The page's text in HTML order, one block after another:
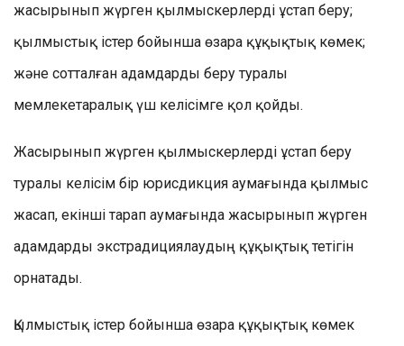
жасырынып жүрген қылмыскерлерді ұстап беру;
қылмыстық істер бойынша өзара құқықтық көмек;
және сотталған адамдарды беру туралы
мемлекетаралық үш келісімге қол қойды.
Жасырынып жүрген қылмыскерлерді ұстап беру
туралы келісім бір юрисдикция аумағында қылмыс
жасап, екінші тарап аумағында жасырынып жүрген
адамдарды экстрадициялаудың құқықтық тетігін
орнатады.
Қылмыстық істер бойынша өзара құқықтық көмек